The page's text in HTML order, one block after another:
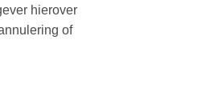
hierover
of